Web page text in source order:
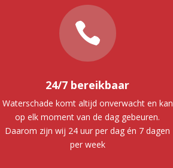

24/7 bereikbaar
Waterschade komt altijd onverwacht en kan
op elk moment van de dag gebeuren.
Daarom zijn wij 24 uur per dag én 7 dagen
per week